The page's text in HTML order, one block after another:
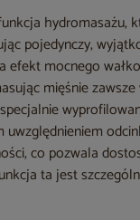
hydromasażu,
pojedynczy,
efekt mocnego
mięśnie
uwzględnieniem
co pozwala
ta jest